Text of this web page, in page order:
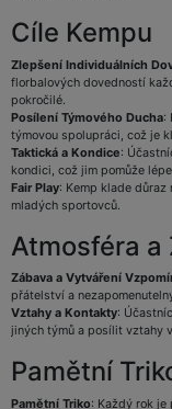
Cíle Kempu
Zlepšení Individuálních
florbalových dovedností
pokročilé.
Posílení Týmového Ducha:
týmovou spolupráci, což je
Taktická a Kondice:
kondici, což jim pomůže
Fair Play: Kemp klade
mladých sportovců.
Atmosféra a
Zábava a Vytváření
přátelství a
Vztahy a Kontakty:
jiných týmů a posílit vztahy
Pamětní
Pamětní Triko: Každý rok